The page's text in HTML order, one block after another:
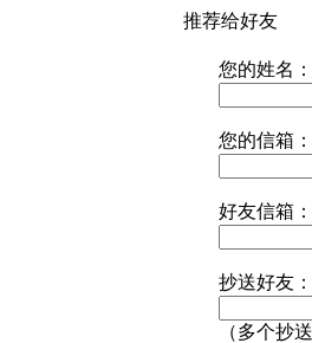
推荐给好友
您的姓名：
您的信箱：
好友信箱：
抄送好友：
（多个抄